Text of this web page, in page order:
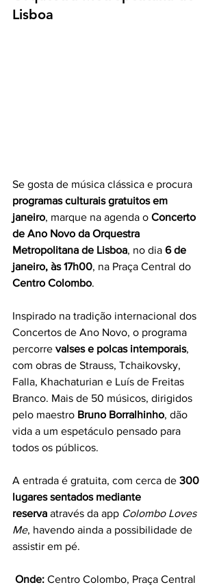
Lisboa
Se gosta de música clássica e procura
programas culturais gratuitos em
janeiro, marque na agenda o Concerto
de Ano Novo da Orquestra
Metropolitana de Lisboa, no dia 6 de
janeiro, às 17h00, na Praça Central do
Centro Colombo.
Inspirado na tradição internacional dos
Concertos de Ano Novo, o programa
percorre valses e polcas intemporais,
com obras de Strauss, Tchaikovsky,
Falla, Khachaturian e Luís de Freitas
Branco. Mais de 50 músicos, dirigidos
pelo maestro Bruno Borralhinho, dão
vida a um espetáculo pensado para
todos os públicos.
A entrada é gratuita, com cerca de 300
lugares sentados mediante
reserva através da app Colombo Loves
Me, havendo ainda a possibilidade de
assistir em pé.
Onde: Centro Colombo, Praça Central